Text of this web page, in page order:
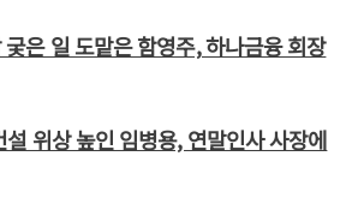
은 일 도맡은 함영주, 하나금융 회장
위상 높인 임병용, 연말인사 사장에